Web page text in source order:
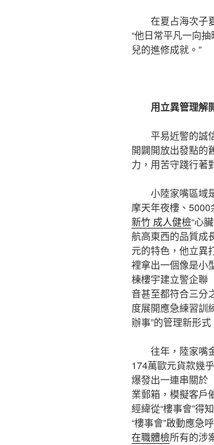
在夏占海次子
“他日常平凡一向
兒的進修成就。”
用立異管理解
平易近警的誠
開闢開放出發點的
力，用苦守踐行著
小陸家嘴區域
摩天年夜樓、
新竹 成人健檢“心
航高東西的品質成
元的特色，他立異
裡拿出一個像是小
棟樓宇建立警企聯
音甚至都符合三分
度展開應急練習訓
辦事”的管理新形式
往年，陸家嘴
174萬歐元貨款幾
爆發出一連串關於
業郵箱，模擬客戶
經緯從“樓事會”得
“樓事會”啟動應急
在職體檢所有的涉